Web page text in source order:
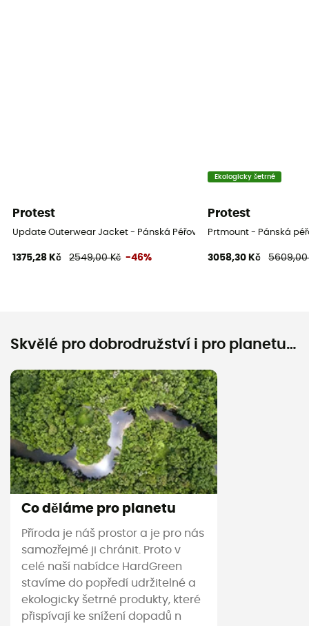
Protest
Update Outerwear Jacket - Pánská Péřová bunda
1375,28 Kč 2549,00 Kč -46%
Ekologicky šetrné
Protest
Prtmount - Pánská
3058,30 Kč 5609,00
Skvělé pro dobrodružství i pro planetu…
Co děláme pro planetu
Příroda je náš prostor a je pro nás
samozřejmé ji chránit. Proto v
celé naší nabídce HardGreen
stavíme do popředí udržitelné a
ekologicky šetrné produkty, které
přispívají ke snížení dopadů n